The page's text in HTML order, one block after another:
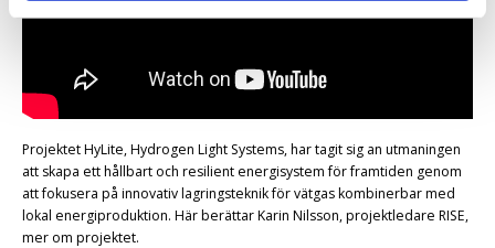
Projektet HyLite, Hydrogen Light Systems, har tagit sig an utmaningen
att skapa ett hållbart och resilient energisystem för framtiden genom
att fokusera på innovativ lagringsteknik för vätgas kombinerbar med
lokal energiproduktion. Här berättar Karin Nilsson, projektledare RISE,
mer om projektet.